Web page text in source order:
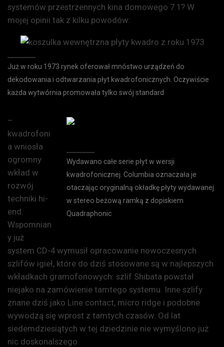
systemów przestrzennych kina domowego 7.1? W
mojej opinii tak z kilku powodów:
Już w roku 1973 rynek oferował mnóstwo urządzeń do
dekodowania i odtwarzania płyt kwadrofonicznych. Oczywiście
każda wytwórnia promowała tylko swój standard
Wydawano całe serie płyt w wersji
kwadrofonicznej. Columbia oznaczała je
otaczając oryginalną okładkę płyty wydawanej
w stereo beżową ramką z dopiskiem
Quadraphonic
–
kwadrofoni
a wniosła
ogromny
wkład w
rozwój
techniki hi-
end.
Wspomnian
y już
system CD-4 wymusił opracowanie nowoczesnych
szlifów igieł, które do dziś stosowane są w najlepszych
wkładkach gramofonowych: szlif Shibata powstał
niejako na zamówienie tamtego systemu. Inne szlify
znane dziś jako Line contact, micro ridge i podobne
wywodzą się wprost z tamtych czasów. Od lat
siedemdziesiątych w tej dziedzinie nie wymyślono już
nic doskonalszego.